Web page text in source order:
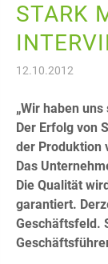
STARK
12.10.2012
„Wir haben
Der Erfolg von
der Produktion
Das
Die Qualität
garantiert.
Geschäftsfeld.